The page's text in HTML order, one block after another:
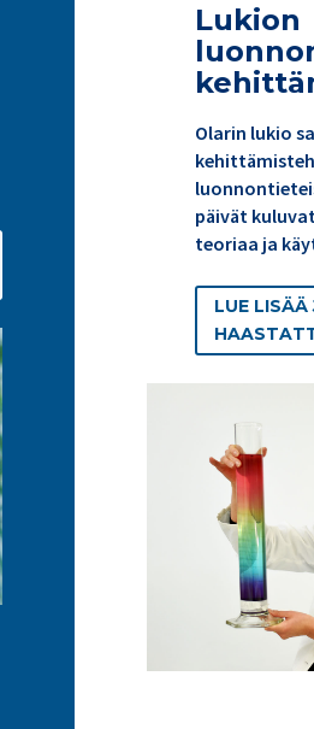
Lukion
Olarin lukio
päivät
teoriaa ja
LUE LISÄÄ